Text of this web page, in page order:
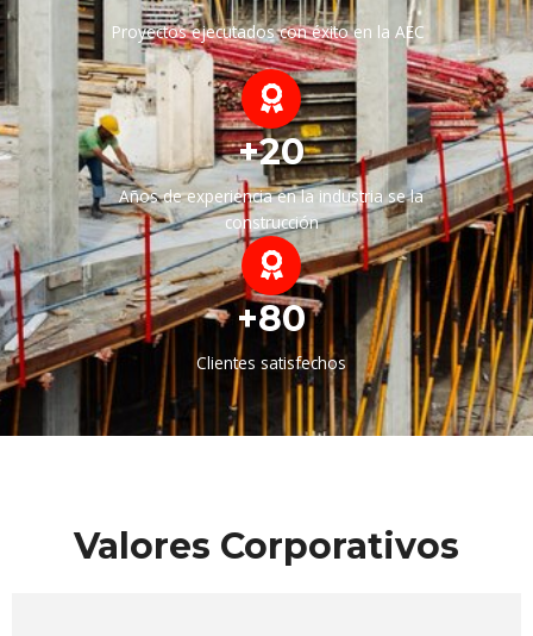
Proyectos ejecutados con éxito en la AEC
+20
Años de experiencia en la industria se la
construcción
+80
Clientes satisfechos
Valores Corporativos